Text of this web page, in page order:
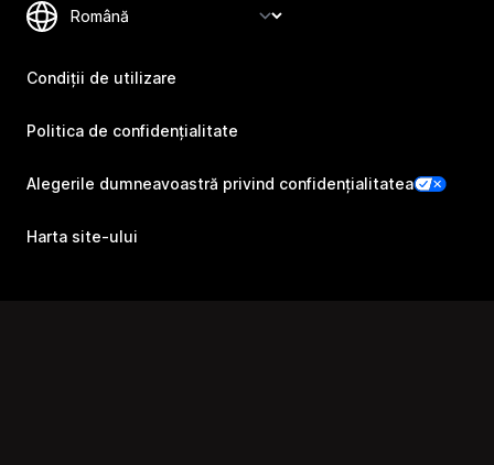
Condiții de utilizare
Politica de confidențialitate
Alegerile dumneavoastră privind confidențialitatea
Harta site-ului